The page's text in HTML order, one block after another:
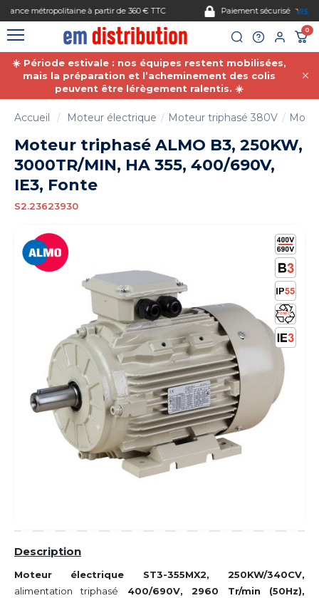
Paiement sécurisé
0
☀️ Période estivale : nos équipes restent mobilisées,
mais la préparation et l’acheminement des colis
peuvent être lérègement ralentis. ☀️
Accueil Moteur électrique Moteur triphasé 380V
Moteur triphasé ALMO B3, 250KW,
3000TR/MIN, HA 355, 400/690V,
IE3, Fonte
S2.23623930
Description
Moteur électrique ST3-355MX2, 250KW/340CV,
alimentation triphasé 400/690V, 2960 Tr/min (50Hz),
Gestion des cookies